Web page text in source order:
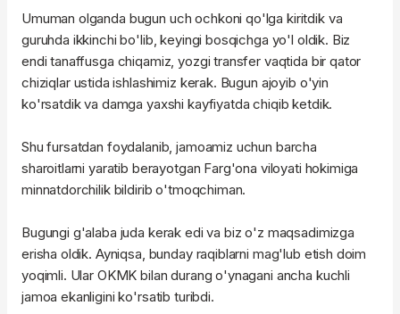
Umuman olganda bugun uch ochkoni qo'lga kiritdik va
guruhda ikkinchi bo'lib, keyingi bosqichga yo'l oldik. Biz
endi tanaffusga chiqamiz, yozgi transfer vaqtida bir qator
chiziqlar ustida ishlashimiz kerak. Bugun ajoyib o'yin
ko'rsatdik va damga yaxshi kayfiyatda chiqib ketdik.
Shu fursatdan foydalanib, jamoamiz uchun barcha
sharoitlarni yaratib berayotgan Farg'ona viloyati hokimiga
minnatdorchilik bildirib o'tmoqchiman.
Bugungi g'alaba juda kerak edi va biz o'z maqsadimizga
erisha oldik. Ayniqsa, bunday raqiblarni mag'lub etish doim
yoqimli. Ular OKMK bilan durang o'ynagani ancha kuchli
jamoa ekanligini ko'rsatib turibdi.